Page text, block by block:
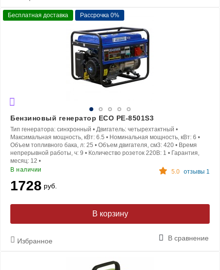
Бесплатная доставка Рассрочка 0%
Бензиновый генератор ECO PE-8501S3
Тип генератора: синхронный • Двигатель: четырехтактный •
Максимальная мощность, кВт: 6.5 • Номинальная мощность, кВт: 6 •
Объем топливного бака, л: 25 • Объем двигателя, см3: 420 • Время
непрерывной работы, ч: 9 • Количество розеток 220В: 1 • Гарантия,
месяц: 12 •
В наличии
5.0 отзывы 1
1728 руб.
В корзину
Избранное В сравнение